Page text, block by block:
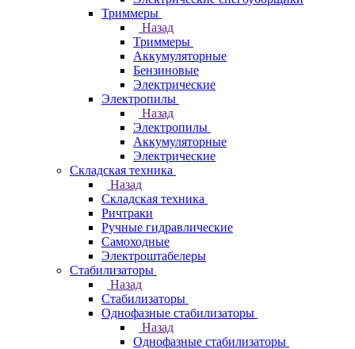
Триммеры
Назад
Триммеры
Аккумуляторные
Бензиновые
Электрические
Электропилы
Назад
Электропилы
Аккумуляторные
Электрические
Складская техника
Назад
Складская техника
Ричтраки
Ручные гидравлические
Самоходные
Электроштабелеры
Стабилизаторы
Назад
Стабилизаторы
Однофазные стабилизаторы
Назад
Однофазные стабилизаторы